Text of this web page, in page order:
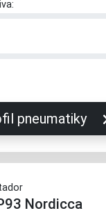
pneumatiky
Nordicca